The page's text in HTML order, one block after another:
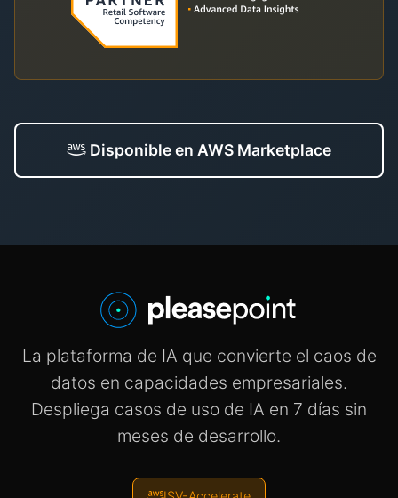
Disponible en AWS Marketplace
La plataforma de IA que convierte el caos de
datos en capacidades empresariales.
Despliega casos de uso de IA en 7 días sin
meses de desarrollo.